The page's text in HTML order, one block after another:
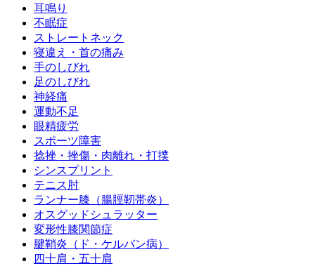
耳鳴り
不眠症
ストレートネック
寝違え・首の痛み
手のしびれ
足のしびれ
神経痛
運動不足
眼精疲労
スポーツ障害
捻挫・挫傷・肉離れ・打撲
シンスプリント
テニス肘
ランナー膝（腸脛靭帯炎）
オスグッドシュラッター
変形性膝関節症
腱鞘炎（ド・ケルバン病）
四十肩・五十肩